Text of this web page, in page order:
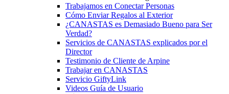
Trabajamos en Conectar Personas
Cómo Enviar Regalos al Exterior
¿CANASTAS es Demasiado Bueno para Ser
Verdad?
Servicios de CANASTAS explicados por el
Director
Testimonio de Cliente de Arpine
Trabajar en CANASTAS
Servicio GiftyLink
Videos Guía de Usuario